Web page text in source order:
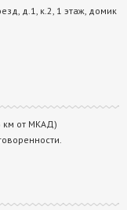
д.1, к.2, 1 этаж, домик
км от МКАД)